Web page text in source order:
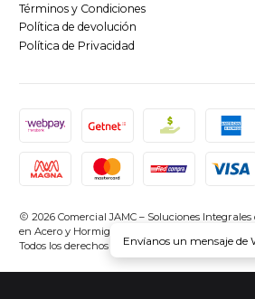
Términos y Condiciones
Política de devolución
Política de Privacidad
2026 Comercial JAMC – Soluciones
en Acero y Hormigón en Chile.
Todos los derechos reservados.Desarrollado
Envíanos un mensaje de